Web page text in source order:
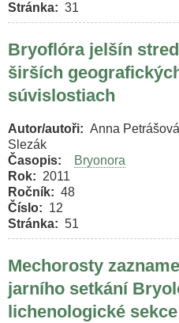
Stránka
31
Bryoflóra jelšín
širších
súvislostiach
Autor/autoři
Anna
Slezák
Časopis
Bryonora
Rok
2011
Ročník
48
Číslo
12
Stránka
51
Mechorosty
jarního setkání
lichenologické